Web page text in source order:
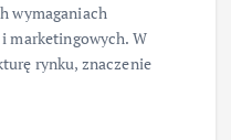
wymaganiach
marketingowych. W
rynku, znaczenie